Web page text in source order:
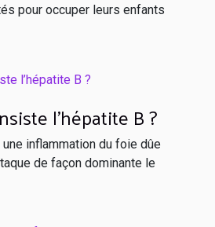
pour occuper leurs enfants
l’hépatite B ?
une inflammation du foie dûe
de façon dominante le